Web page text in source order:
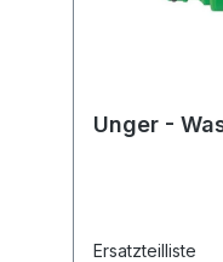
Unger -
Ersatzteilliste